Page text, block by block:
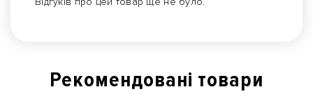
Рекомендованi товари